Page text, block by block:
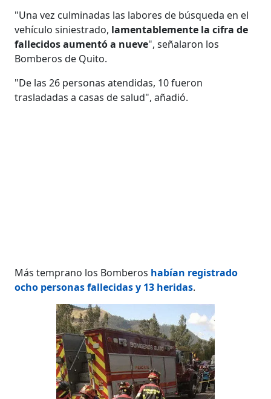
"Una vez culminadas las labores de búsqueda en el
vehículo siniestrado, lamentablemente la cifra de
fallecidos aumentó a nueve", señalaron los
Bomberos de Quito.
"De las 26 personas atendidas, 10 fueron
trasladadas a casas de salud", añadió.
Más temprano los Bomberos habían registrado
ocho personas fallecidas y 13 heridas.